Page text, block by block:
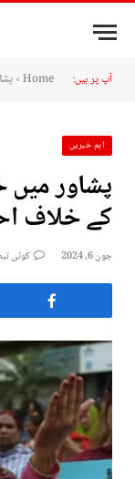
آپ پر ہیں: Home
»
اہم خبریں
پشاور
کے خلاف
جون 6, 2024 کوئی